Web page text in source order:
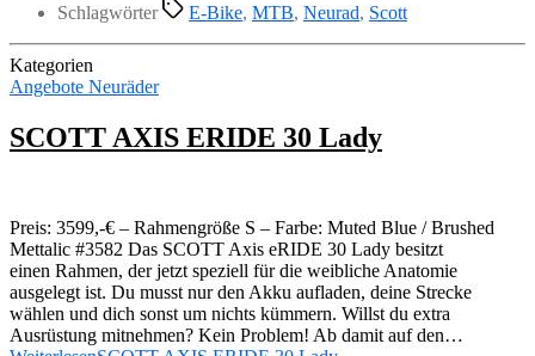
Schlagwörter E-Bike, MTB, Neurad, Scott
Kategorien
Angebote Neuräder
SCOTT AXIS ERIDE 30 Lady
Preis: 3599,-€ – Rahmengröße S – Farbe: Muted Blue / Brushed
Mettalic #3582 Das SCOTT Axis eRIDE 30 Lady besitzt
einen Rahmen, der jetzt speziell für die weibliche Anatomie
ausgelegt ist. Du musst nur den Akku aufladen, deine Strecke
wählen und dich sonst um nichts kümmern. Willst du extra
Ausrüstung mitnehmen? Kein Problem! Ab damit auf den…